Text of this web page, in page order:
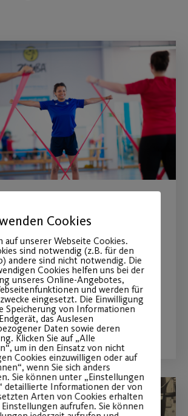
Kursangebot in
ab Mi. 16.09. - immer von
Uhr
Cookies
auf unserer Webseite Cookies.
sind notwendig (z.B. für den
andere sind nicht notwendig. Die
Cookies helfen uns bei der
unseres Online-Angebotes,
und werden für
eingesetzt. Die Einwilligung
Speicherung von Informationen
das Auslesen
Daten sowie deren
Klicken Sie auf „Alle
um in den Einsatz von nicht
Cookies einzuwilligen oder auf
wenn Sie sich anders
Sie können unter „Einstellungen
detaillierte Informationen der von
Arten von Cookies erhalten
aufrufen. Sie können